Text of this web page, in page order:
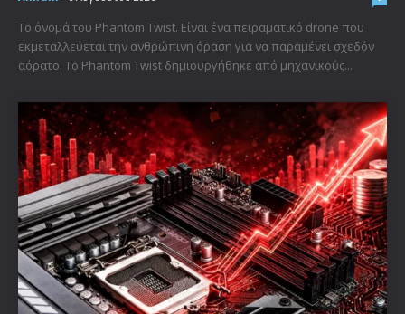
Το όνομά του Phantom Twist. Είναι ένα πειραματικό drone που
εκμεταλλεύεται την ανθρώπινη όραση για να παραμένει σχεδόν
αόρατο. Το Phantom Twist δημιουργήθηκε από μηχανικούς...